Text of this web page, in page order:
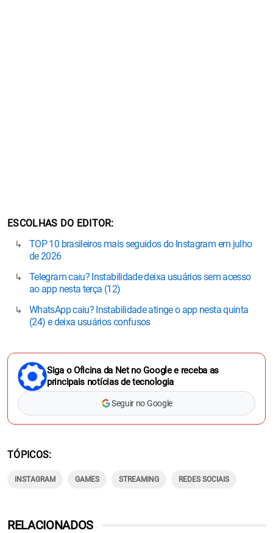
ESCOLHAS DO EDITOR
TOP 10 brasileiros mais seguidos do Instagram em julho
de 2026
Telegram caiu? Instabilidade deixa usuários sem acesso
ao app nesta terça (12)
WhatsApp caiu? Instabilidade atinge o app nesta quinta
(24) e deixa usuários confusos
Siga o Oficina da Net no Google e receba as
principais notícias de tecnologia
Seguir no Google
TÓPICOS
INSTAGRAM GAMES STREAMING REDES SOCIAIS
RELACIONADOS